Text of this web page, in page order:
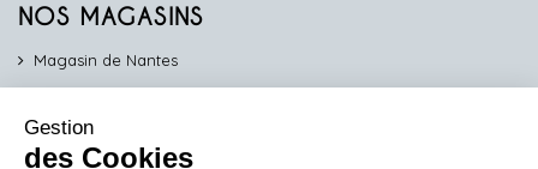
NOS MAGASINS
Magasin de Nantes
Magasin de Vannes
Magasin d'Orléans
Gestion
des Cookies